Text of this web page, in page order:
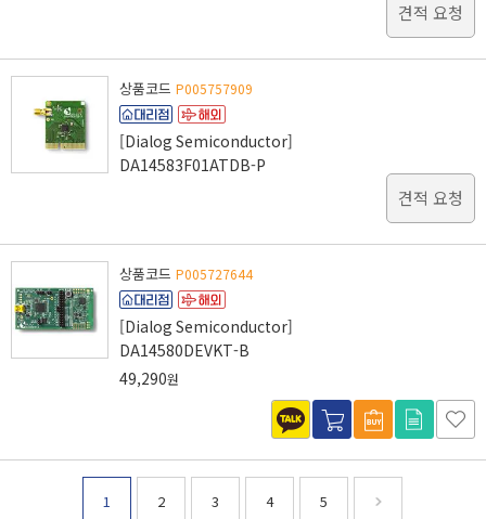
견적 요청
상품코드 P005757909
[Dialog Semiconductor]
DA14583F01ATDB-P
견적 요청
상품코드 P005727644
[Dialog Semiconductor]
DA14580DEVKT-B
49,290원
1 2 3 4 5